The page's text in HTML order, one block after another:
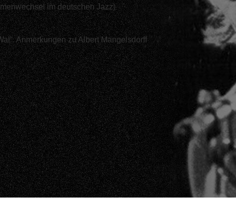
im deutschen Jazz)
Anmerkungen zu Albert Mangelsdorff